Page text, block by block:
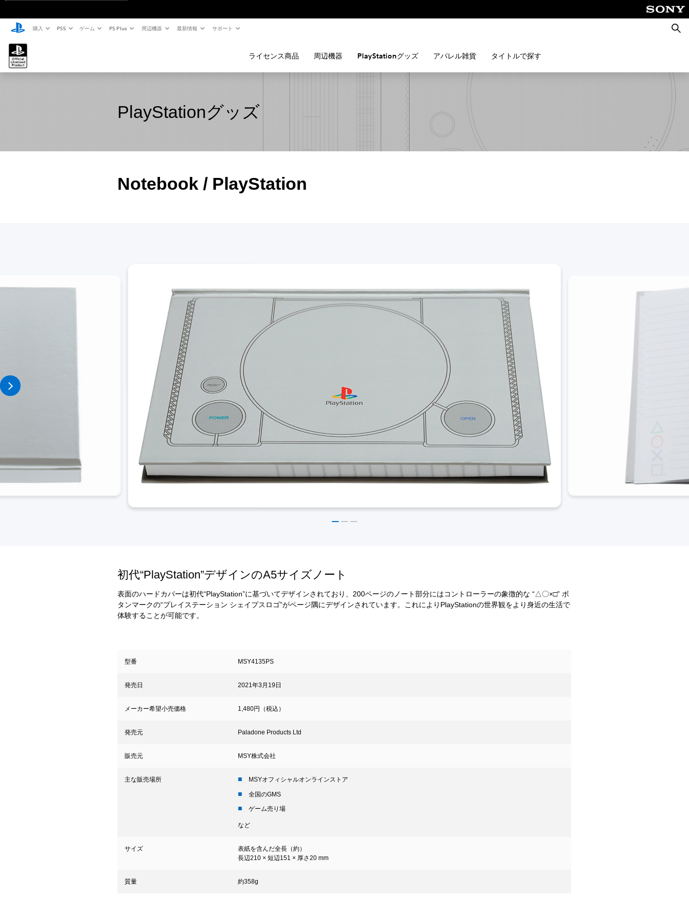
購入 PS5 ゲーム PS Plus 周辺機器 最新情報 サポート
検
索
ライセンス商品 周辺機器 PlayStationグッズ アパレル雑貨 タイトルで探す
PlayStationグッズ
Notebook / PlayStation
初代“PlayStation”デザインのA5サイズノート
表面のハードカバーは初代“PlayStation”に基づいてデザインされており、200ページのノート部分にはコントローラーの象徴的な “△〇×□” ボ
タンマークの“プレイステーション シェイプスロゴ”がページ隅にデザインされています。これによりPlayStationの世界観をより身近の生活で
体験することが可能です。
型番 MSY4135PS
発売日 2021年3月19日
メーカー希望小売価格 1,480円（税込）
発売元 Paladone Products Ltd
販売元 MSY株式会社
主な販売場所 MSYオフィシャルオンラインストア
全国のGMS
ゲーム売り場
など
サイズ
表紙を含んだ全長（約）
長辺210 × 短辺151 × 厚さ20 mm
質量 約358g